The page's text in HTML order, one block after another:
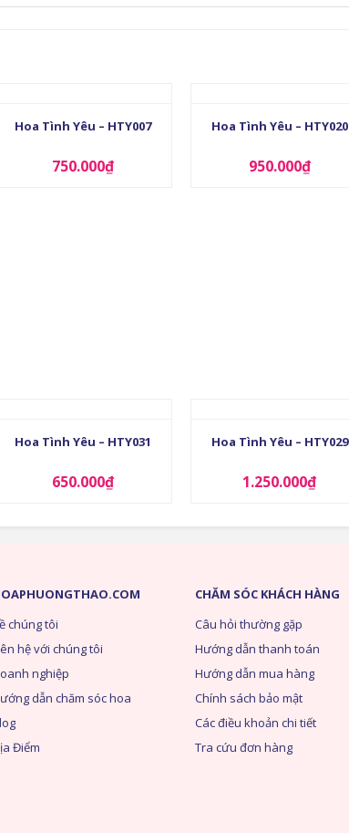
Hoa Tình Yêu – HTY007
750.000₫
Hoa Tình Yêu – HTY020
950.000₫
Hoa Tình Yêu – HTY031
650.000₫
Hoa Tình Yêu – HTY029
1.250.000₫
chúng tôi
hệ với chúng tôi
nghiệp
dẫn chăm sóc hoa
Điểm
CHĂM SÓC KHÁCH HÀNG
Câu hỏi thường gặp
Hướng dẫn thanh toán
Hướng dẫn mua hàng
Chính sách bảo mật
Các điều khoản chi tiết
Tra cứu đơn hàng